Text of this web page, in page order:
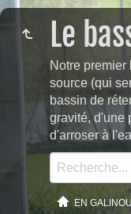
Le
Notre
source (qui
bassin de
gravité, d'une
d'arroser à
EN